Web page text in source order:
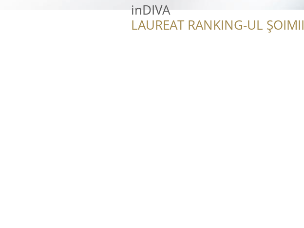
inDIVA
LAUREAT RANKING-UL ȘOIMII